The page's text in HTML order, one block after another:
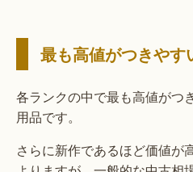
最も高値がつきやす
各ランクの中で最も高値がつ
用品です。
さらに新作であるほど価値が